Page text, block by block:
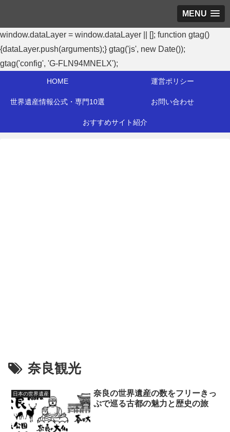
MENU
window.dataLayer = window.dataLayer || []; function gtag()
{dataLayer.push(arguments);} gtag('js', new Date());
gtag('config', 'G-FLN94MNELX');
HOME 運営ポリシー
世界遺産情報公式・専門10選 お問い合わせ
おすすめサイト紹介
奈良観光
日本の世界遺産
奈良の世界遺産の数をフリーきっ
ぷで巡る古都の魅力と歴史の旅